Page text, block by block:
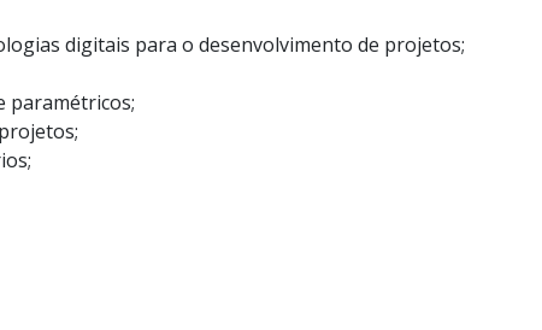
digitais para o desenvolvimento de projetos;
paramétricos;